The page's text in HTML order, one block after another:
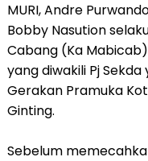
MURI, Andre
Bobby Nasution
Cabang (Ka
yang diwakili Pj
Gerakan Pramuka
Ginting.
Sebelum